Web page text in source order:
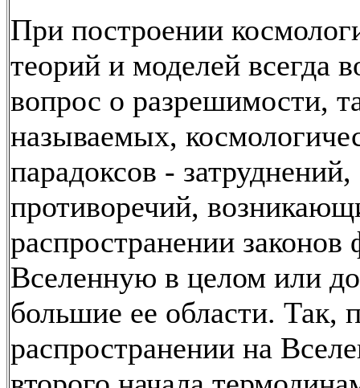
При построении
теорий и моделей всегда
вопрос о разрешимости,
называемых,
парадоксов - затруднений,
противоречий,
распространении законов
Вселенную в целом или
большие ее области. Так,
распространении на